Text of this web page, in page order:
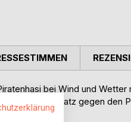
bei Wind und Wetter
kalten Schatz gegen den
retten.